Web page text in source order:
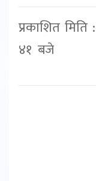
प्रकाशित
४१ बजे